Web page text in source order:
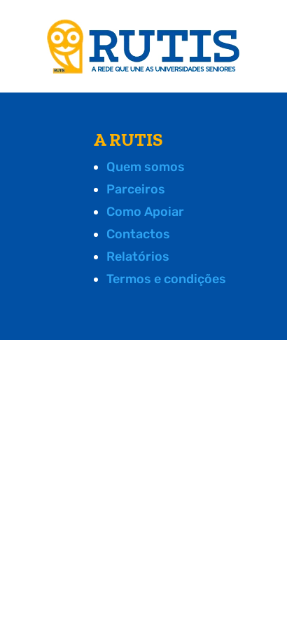
A RUTIS
Quem somos
Parceiros
Como Apoiar
Contactos
Relatórios
Termos e condições